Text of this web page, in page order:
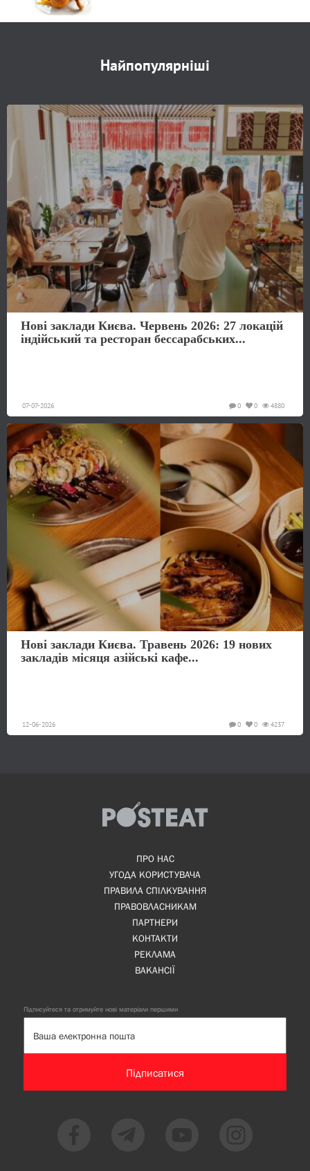
Найпопулярніші
Нові заклади Києва. Червень 2026: 27 локацій
індійський та ресторан бессарабських...
07-07-2026 4880
0
0
Нові заклади Києва. Травень 2026: 19 нових
закладів місяця азійські кафе...
12-06-2026 4237
0
0
ПРО НАС
УГОДА КОРИСТУВАЧА
ПРАВИЛА СПІЛКУВАННЯ
ПРАВОВЛАСНИКАМ
ПАРТНЕРИ
КОНТАКТИ
РЕКЛАМА
ВАКАНСІЇ
Підписуйтеся та отримуйте нові матеріали першими
Підписатися